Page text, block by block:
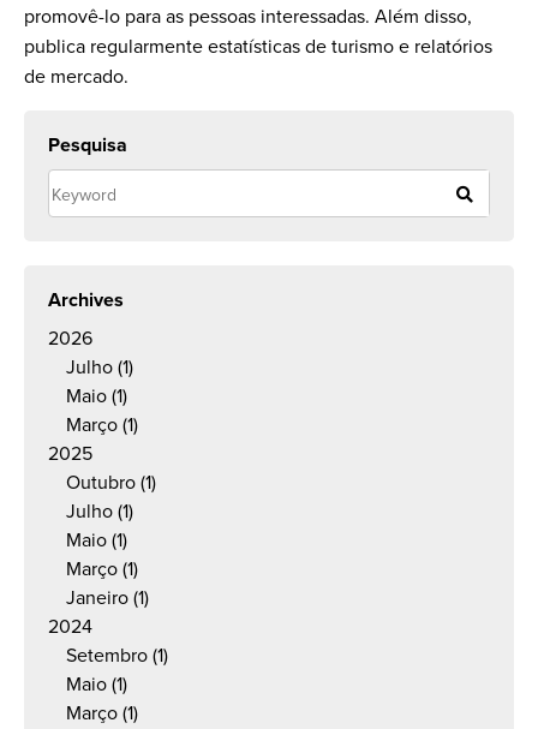
promovê-lo para as pessoas interessadas. Além disso,
publica regularmente estatísticas de turismo e relatórios
de mercado.
Pesquisa
Archives
2026
Julho (1)
Maio (1)
Março (1)
2025
Outubro (1)
Julho (1)
Maio (1)
Março (1)
Janeiro (1)
2024
Setembro (1)
Maio (1)
Março (1)